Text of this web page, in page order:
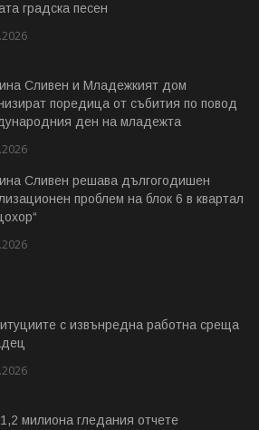
градска песен
Сливен и Младежкият дом
поредица от събития по повод
ден на младежта
Сливен решава дългогодишен
проблем на блок 6 в квартал
с извънредна работна среща
милиона гледания отчете